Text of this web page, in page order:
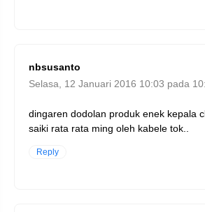
nbsusanto
Selasa, 12 Januari 2016 10:03 pada
dingaren dodolan produk enek kepala
saiki rata rata ming oleh kabele tok..
Reply